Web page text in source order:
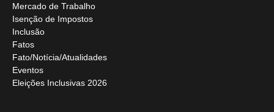
Mercado de Trabalho
Isenção de Impostos
Inclusão
Fatos
Fato/Notícia/Atualidades
Eventos
Eleições Inclusivas 2026